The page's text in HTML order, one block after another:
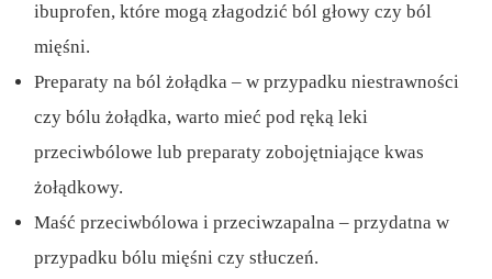
ibuprofen, które mogą złagodzić ból głowy czy ból
mięśni.
Preparaty na ból żołądka – w przypadku niestrawności
czy bólu żołądka, warto mieć pod ręką leki
przeciwbólowe lub preparaty zobojętniające kwas
żołądkowy.
Maść przeciwbólowa i przeciwzapalna – przydatna w
przypadku bólu mięśni czy stłuczeń.